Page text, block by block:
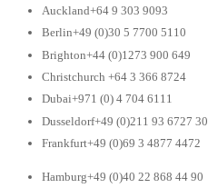
Auckland+64 9 303 9093
Berlin+49 (0)30 5 7700 5110
Brighton+44 (0)1273 900 649
Christchurch +64 3 366 8724
Dubai+971 (0) 4 704 6111
Dusseldorf+49 (0)211 93 6727 30
Frankfurt+49 (0)69 3 4877 4472
Hamburg+49 (0)40 22 868 44 90